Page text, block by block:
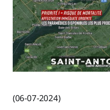
(06-07-2024)